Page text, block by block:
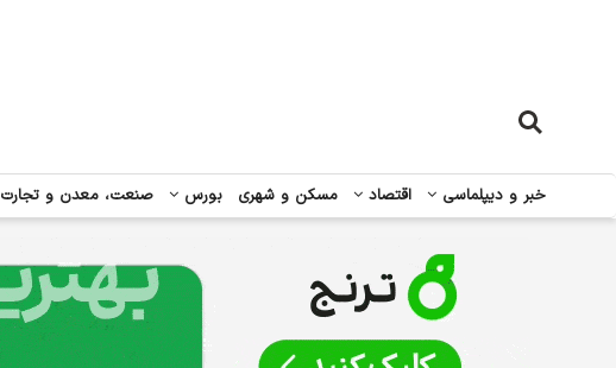
خبر و دیپلماسی اقتصاد مسکن و شهری بورس صنعت، معدن و تجارت